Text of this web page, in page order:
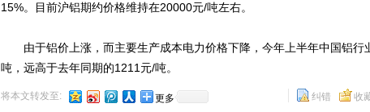
15%。目前沪铝期约价格维持在20000元/吨左右。
由于铝价上涨，而主要生产成本电力价格下降，今年上半年中国铝行
吨，远高于去年同期的1211元/吨。
将本文转发至: 更多 纠错 收